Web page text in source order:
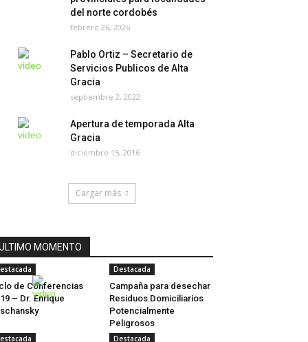
del norte cordobés
febrero 26, 2026
Pablo Ortiz – Secretario de
Servicios Publicos de Alta
Gracia
septiembre 2, 2022
Apertura de temporada Alta
Gracia
diciembre 15, 2016
Cargar más
MOMENTO
de Conferencias
– Dr. Enrique
Destacada
Campaña para desechar
Residuos Domiciliarios
Potencialmente
Peligrosos
Destacada